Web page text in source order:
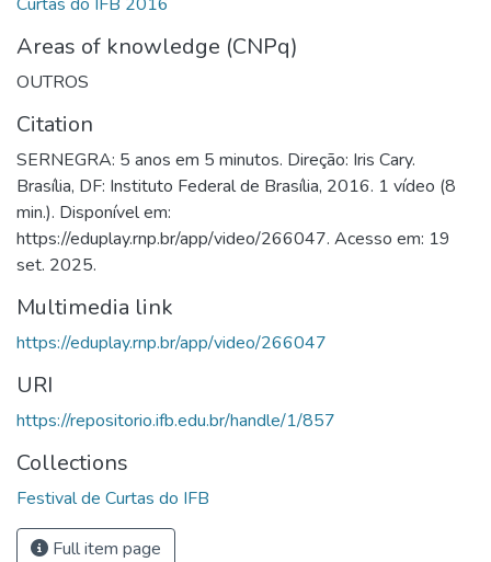
Areas of knowledge (CNPq)
OUTROS
Citation
SERNEGRA: 5 anos em 5 minutos. Direção: Iris Cary.
Brasília, DF: Instituto Federal de Brasília, 2016. 1 vídeo (8
min.). Disponível em:
https://eduplay.rnp.br/app/video/266047. Acesso em: 19
set. 2025.
Multimedia link
https://eduplay.rnp.br/app/video/266047
URI
https://repositorio.ifb.edu.br/handle/1/857
Collections
Festival de Curtas do IFB
Full item page